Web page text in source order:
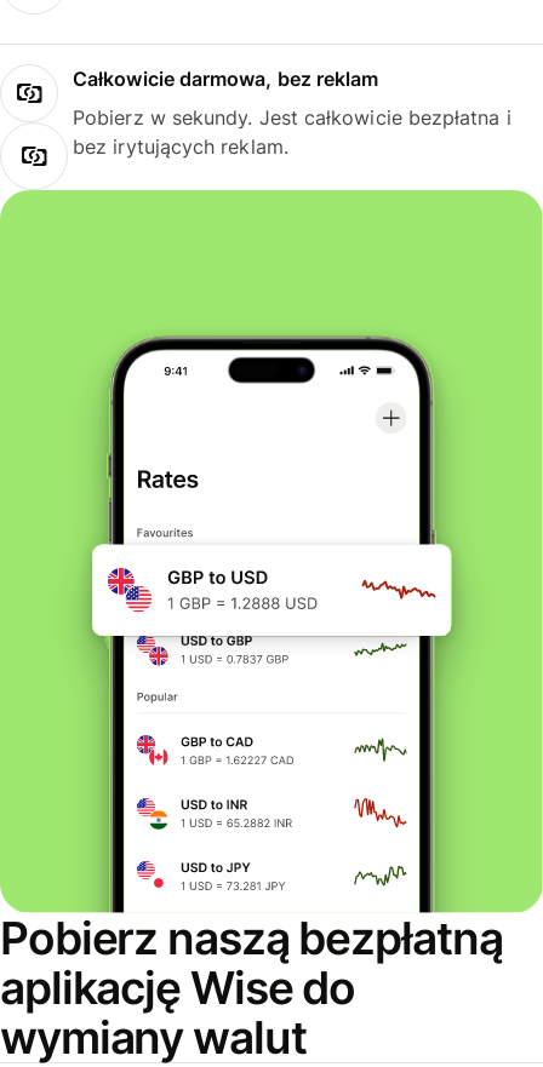
Całkowicie darmowa, bez reklam
Pobierz w sekundy. Jest całkowicie bezpłatna i
bez irytujących reklam.
Pobierz naszą bezpłatną
aplikację Wise do
wymiany walut